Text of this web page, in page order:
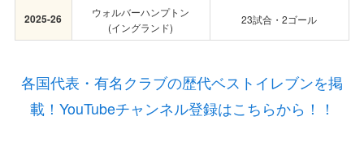
2025-26
ウォルバーハンプトン
(イングランド)
23試合・2ゴール
各国代表・有名クラブの歴代ベストイレブンを掲
載！YouTubeチャンネル登録はこちらから！！